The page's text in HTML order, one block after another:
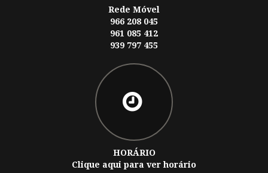
Rede Móvel
966 208 045
961 085 412
939 797 455
HORÁRIO
Clique aqui para ver horário